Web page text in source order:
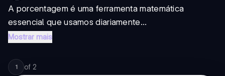
A porcentagem é uma ferramenta matemática
essencial que usamos diariamente...
Mostrar mais
1 of 2